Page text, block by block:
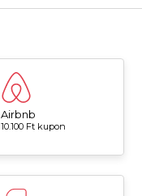
Airbnb
10.100 Ft kupon